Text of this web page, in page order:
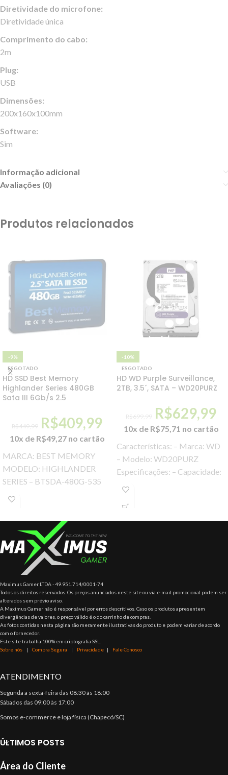
Diretividade do microfone:
Diretividade única
Comprimento do cabo:
2m
Plug:
USB
Dimensões:
200x160x100mm
Software:
Sim
Informação adicional
Avaliações (0)
Produtos relacionados
-9%
ESGOTADO
HD SSD Best Memory
Highlander Series 480GB
Sata III 6Gb/s 2.5
R$449,99 R$409,99
10x de R$49,27 no cartão
MARCA: BEST MEMORY
MODELO: HIGHLANDER
SERIES – BTSDA-480G-535
Ssd Best Memory Highlander
Grav. 435 Mb/s,
-10%
ESGOTADO
HD WD Purple Surveillance,
2TB, 3.5´, SATA – WD20PURZ
R$699,99 R$629,99
10x de R$75,71 no cartão
Características: – Marca: WD
– Modelo: WD20PURZ
Especificações: – Capacidade:
2TB – Fator de forma: 3.5
Maximus Gamer LTDA - 49.951.714/0001-74
Todos os direitos reservados. Os preços anunciados neste site ou via e-mail promocional podem ser
alterados sem prévio aviso.
A Maximus Gamer não é responsável por erros descritivos. Caso os produtos apresentem
divergências de valores, o preço válido é o do carrinho de compras.
As fotos contidas nesta página são meramente ilustrativas do produto e podem variar de acordo
com o fornecedor.
Este site trabalha 100% em criptografia SSL.
Sobre nós | Compra Segura | Privacidade | Fale Conosco
ATENDIMENTO
Segunda a sexta-feira das 08:30 às 18:00
Sábados das 09:00 às 17:00
Somos e-commerce e loja física (Chapecó/SC)
ÚLTIMOS POSTS
Área do Cliente